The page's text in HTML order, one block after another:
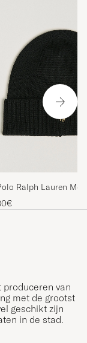
Ralph Lauren
Black
produceren van
met de grootst
geschikt zijn
in de stad.